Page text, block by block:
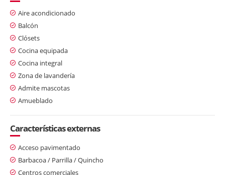
Aire acondicionado
Balcón
Clósets
Cocina equipada
Cocina integral
Zona de lavandería
Admite mascotas
Amueblado
Características externas
Acceso pavimentado
Barbacoa / Parrilla / Quincho
Centros comerciales